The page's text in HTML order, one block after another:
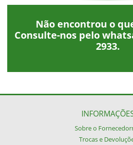
Não encontrou o
Consulte-nos pelo
2933.
Sobre o
Trocas e